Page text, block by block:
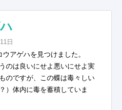
日
アゲハを見つけました。
のは良いにせよ悪いにせよ実
のですが、この蝶は毒々しい
）体内に毒を蓄積していま